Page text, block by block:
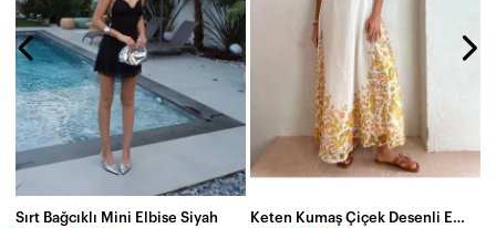
Sırt Bağcıklı Mini Elbise Siyah Keten Kumaş Çiçek Desenli Elbise